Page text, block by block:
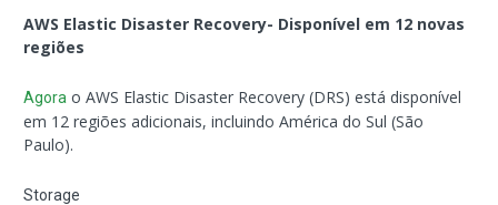
AWS Elastic Disaster Recovery- Disponível em 12 novas
regiões
Agora o AWS Elastic Disaster Recovery (DRS) está disponível
em 12 regiões adicionais, incluindo América do Sul (São
Paulo).
Storage